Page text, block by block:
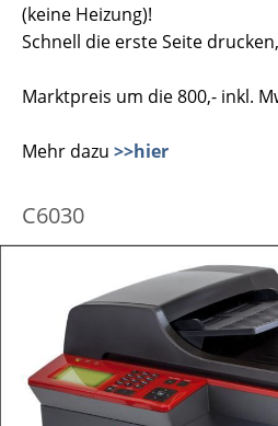
(keine Heizung)!
Schnell die erste Seite
Marktpreis um die 800,- inkl.
Mehr dazu >>hier
C6030